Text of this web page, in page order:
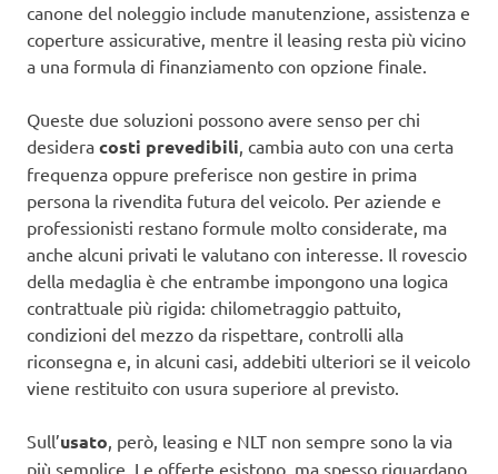
canone del noleggio include manutenzione, assistenza e
coperture assicurative, mentre il leasing resta più vicino
a una formula di finanziamento con opzione finale.
Queste due soluzioni possono avere senso per chi
desidera costi prevedibili, cambia auto con una certa
frequenza oppure preferisce non gestire in prima
persona la rivendita futura del veicolo. Per aziende e
professionisti restano formule molto considerate, ma
anche alcuni privati le valutano con interesse. Il rovescio
della medaglia è che entrambe impongono una logica
contrattuale più rigida: chilometraggio pattuito,
condizioni del mezzo da rispettare, controlli alla
riconsegna e, in alcuni casi, addebiti ulteriori se il veicolo
viene restituito con usura superiore al previsto.
Sull’usato, però, leasing e NLT non sempre sono la via
più semplice. Le offerte esistono, ma spesso riguardano